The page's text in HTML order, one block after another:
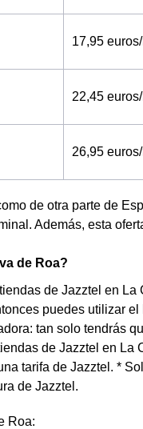
17,95
22,45
26,95
de otra parte de
Además, esta
de Roa?
de Jazztel en
puedes utilizar
tan solo tendrás
de Jazztel en La
tarifa de Jazztel. *
de Jazztel.
Roa: